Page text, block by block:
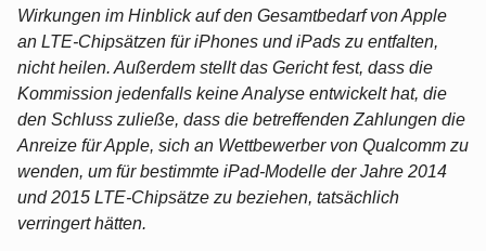
Wirkungen im Hinblick auf den Gesamtbedarf von Apple
an LTE-Chipsätzen für iPhones und iPads zu entfalten,
nicht heilen. Außerdem stellt das Gericht fest, dass die
Kommission jedenfalls keine Analyse entwickelt hat, die
den Schluss zuließe, dass die betreffenden Zahlungen die
Anreize für Apple, sich an Wettbewerber von Qualcomm zu
wenden, um für bestimmte iPad-Modelle der Jahre 2014
und 2015 LTE-Chipsätze zu beziehen, tatsächlich
verringert hätten.